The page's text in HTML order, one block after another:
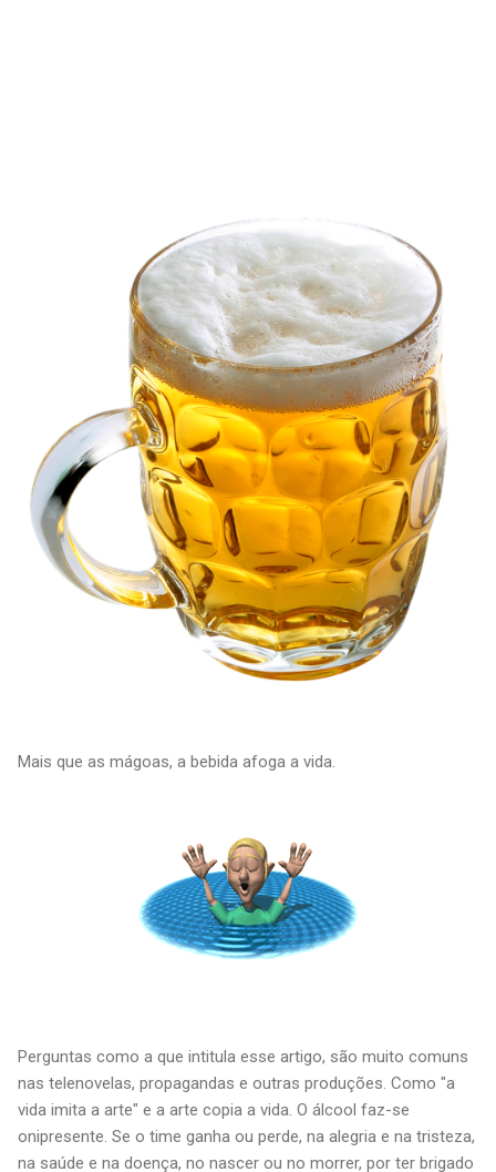
Mais que as mágoas, a bebida afoga a vida.
Perguntas como a que intitula esse artigo, são muito comuns
nas telenovelas, propagandas e outras produções. Como "a
vida imita a arte" e a arte copia a vida. O álcool faz-se
onipresente. Se o time ganha ou perde, na alegria e na tristeza,
na saúde e na doença, no nascer ou no morrer, por ter brigado